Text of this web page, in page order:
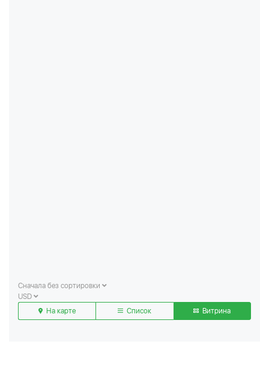
Сначала без сортировки
USD
На карте
Список Витрина